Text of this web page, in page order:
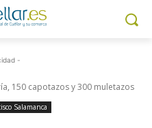
-
150 capotazos y 300 muletazos
Salamanca